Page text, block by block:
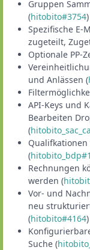
Gruppen
(hitobito#3754)
Spezifische E-
zugeteilt,
Optionale PP-
und Anlässen (
API-Keys und
Bearbeiten
(
Qualifkationen
(
Rechnungen
werden (
Vor- und
neu
(hitobito#4164)
Suche (